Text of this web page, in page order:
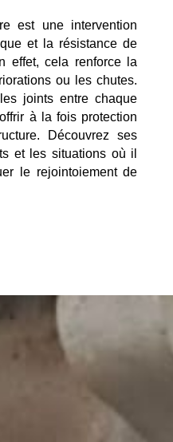
est une intervention
et la résistance de
effet, cela renforce la
ou les chutes.
joints entre chaque
à la fois protection
Découvrez ses
et les situations où il
le rejointoiement de